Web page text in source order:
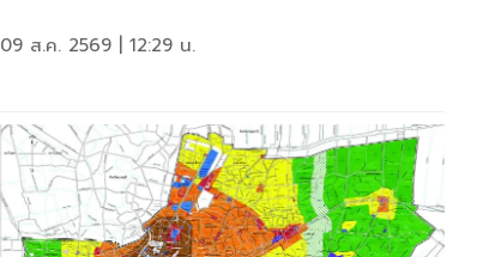
09 ส.ค. 2569 | 12:29 น.